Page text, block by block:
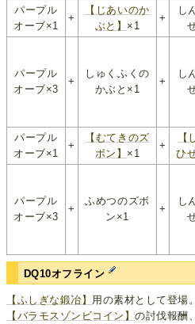
パープル
オーブ×1
+
【じあいのか
ぶと】 ×1
+
し
パープル
オーブ×3
+
しゅくふくの
かぶと×1
+
し
パープル
オーブ×1
+
【むてきのズ
ボン】 ×1
+
【
ひ
パープル
オーブ×3
+
ふめつのズボ
ン×1
+
し
DQ10オフライン
【ふしぎな鍛冶】 用の素材として登場。
【バラモスゾンビコイン】の討伐報酬、